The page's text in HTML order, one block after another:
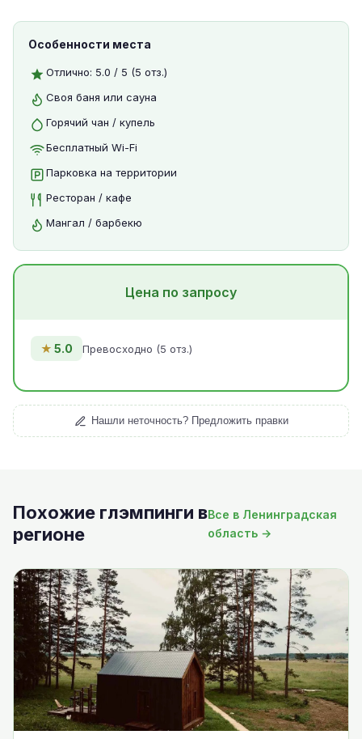
Особенности места
Отлично: 5.0 / 5 (5 отз.)
Своя баня или сауна
Горячий чан / купель
Бесплатный Wi-Fi
Парковка на территории
Ресторан / кафе
Мангал / барбекю
Цена по запросу
★ 5.0 Превосходно (5 отз.)
Нашли неточность? Предложить правки
Похожие глэмпинги в
регионе
Все в Ленинградская
область →